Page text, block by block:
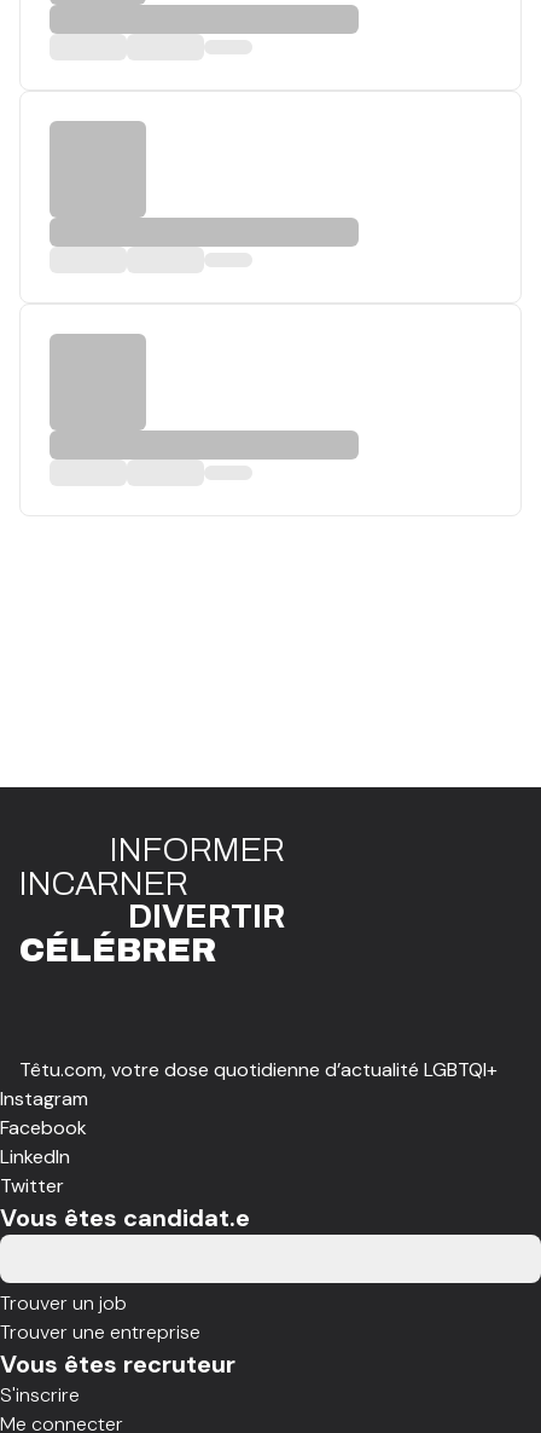
INFORMER
INCARNER
DIVERTIR
CÉLÉBRER
Têtu.com, votre dose quotidienne d’actualité LGBTQI+
Instagram
Facebook
LinkedIn
Twitter
Vous êtes candidat.e
Trouver un job
Trouver une entreprise
Vous êtes recruteur
S'inscrire
Me connecter